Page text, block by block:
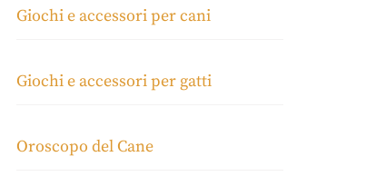
Giochi e accessori per cani
Giochi e accessori per gatti
Oroscopo del Cane